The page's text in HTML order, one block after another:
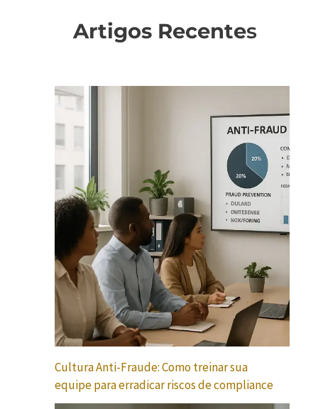
Artigos Recentes
Cultura Anti-Fraude: Como treinar sua
equipe para erradicar riscos de compliance